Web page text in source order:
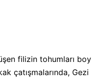
filizin tohumları boy
çatışmalarında, Gezi